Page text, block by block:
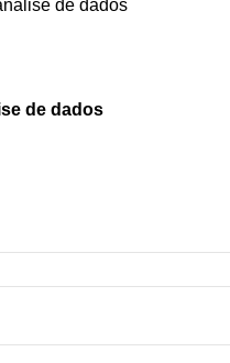
de dados
de dados